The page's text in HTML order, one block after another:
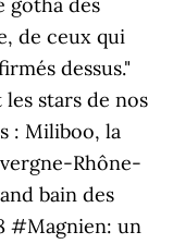
de ceux qui
dessus."
stars de nos
: Miliboo, la
Rhône-
bain des
#Magnien: un